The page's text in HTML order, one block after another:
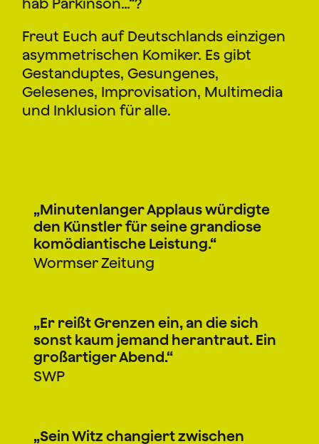
Freut Euch auf Deutschlands einzigen
asymmetrischen Komiker. Es gibt
Gestanduptes, Gesungenes,
Gelesenes, Improvisation, Multimedia
und Inklusion für alle.
„Minutenlanger Applaus würdigte
den Künstler für seine grandiose
komödiantische Leistung.“
Wormser Zeitung
„Er reißt Grenzen ein, an die sich
sonst kaum jemand herantraut. Ein
großartiger Abend.“
SWP
„Sein Witz changiert zwischen